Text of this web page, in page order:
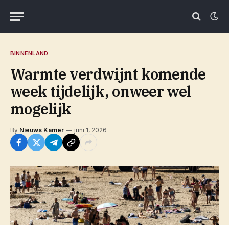
BINNENLAND
Warmte verdwijnt komende
week tijdelijk, onweer wel
mogelijk
By Nieuws Kamer juni 1, 2026